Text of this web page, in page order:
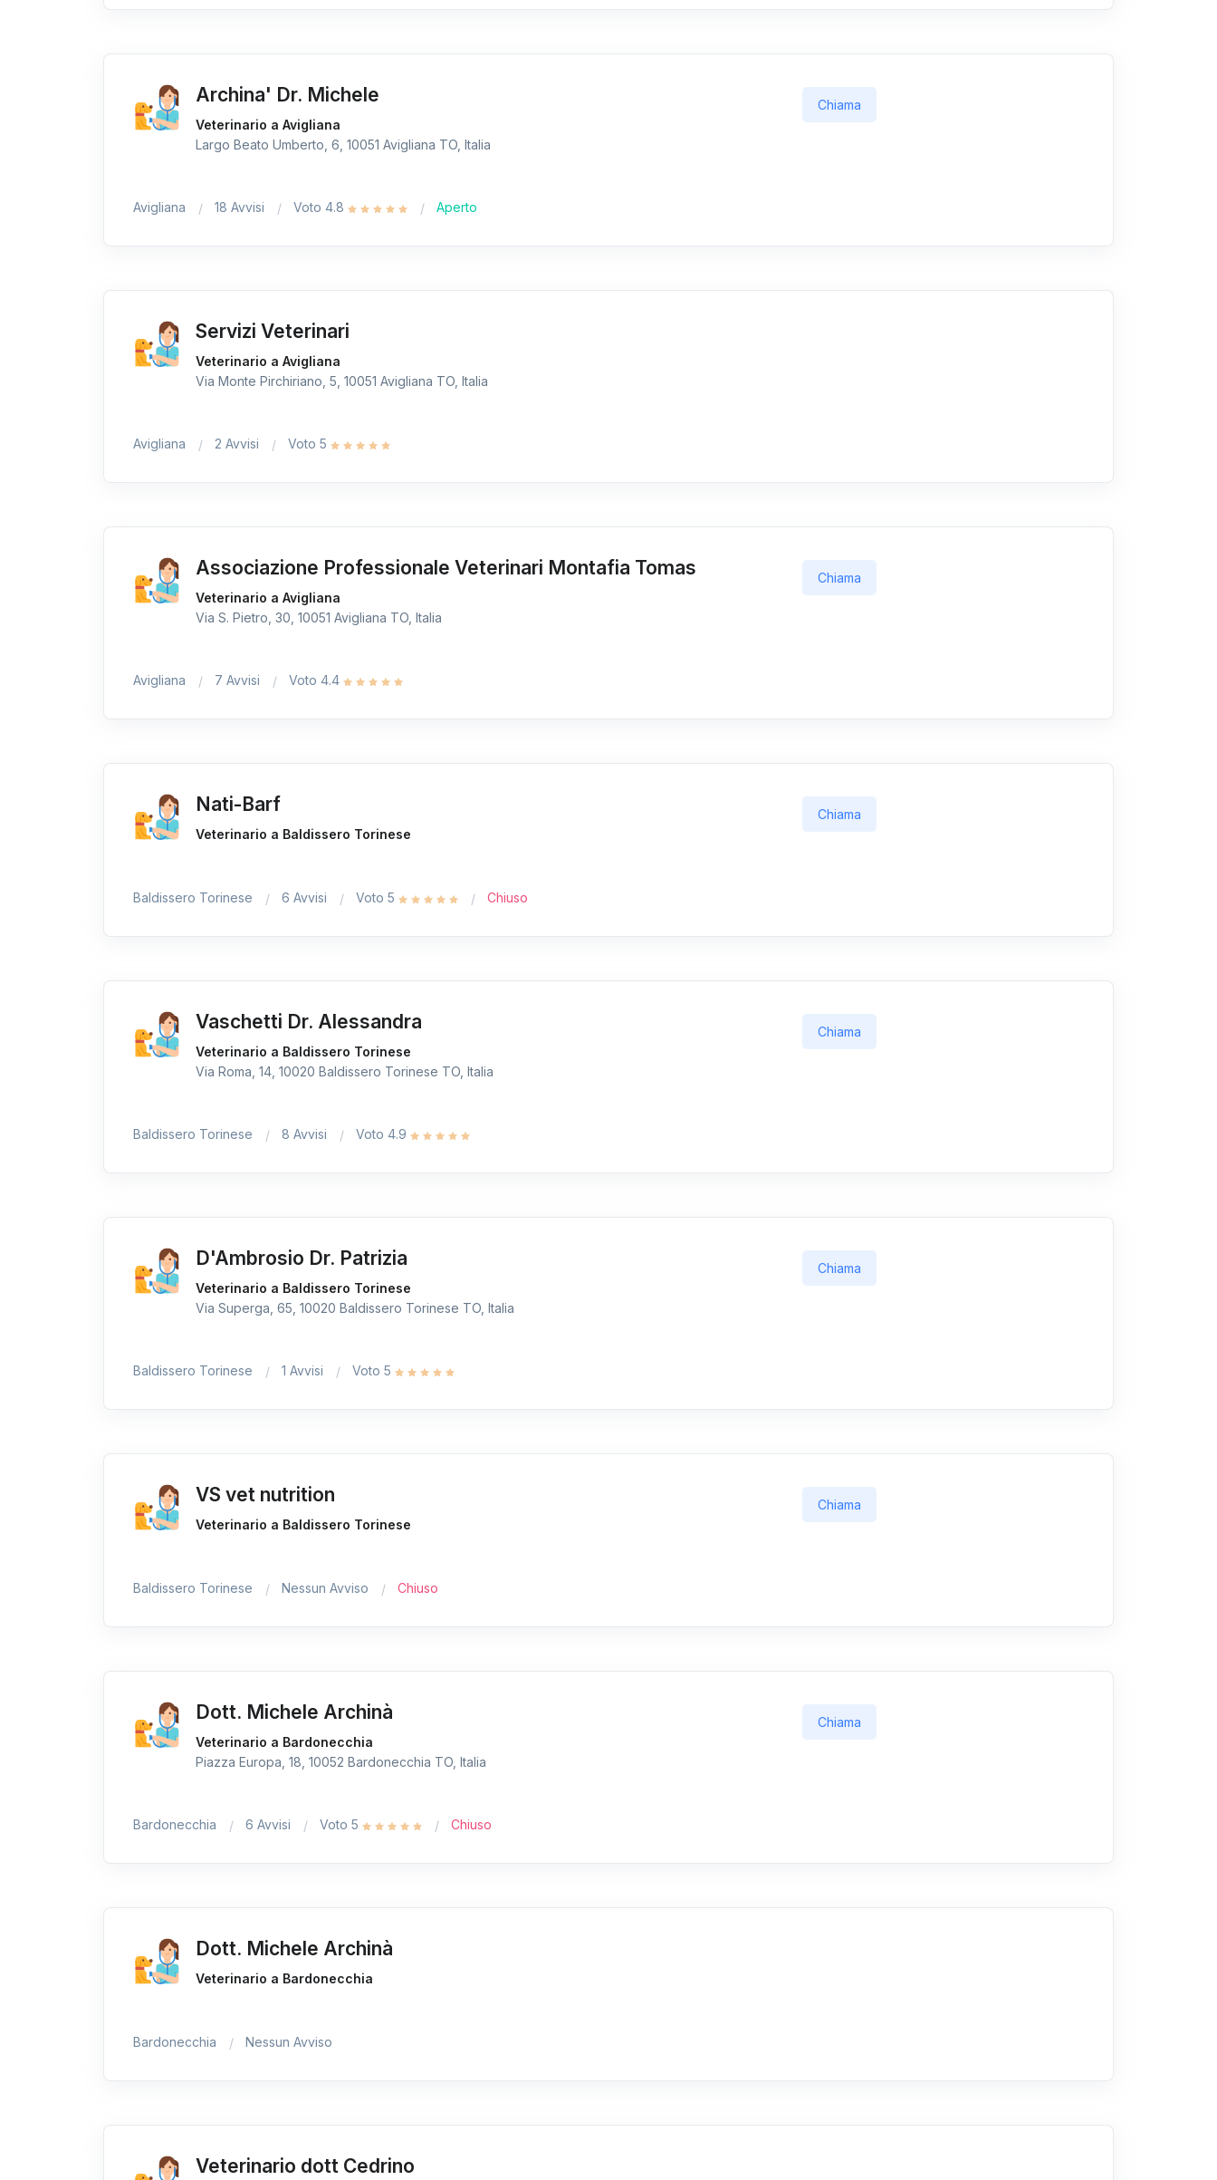
Archina' Dr. Michele
Veterinario a Avigliana
Largo Beato Umberto, 6, 10051 Avigliana TO, Italia
Chiama
Avigliana 18 Avvisi Voto 4.8 Aperto
Servizi Veterinari
Veterinario a Avigliana
Via Monte Pirchiriano, 5, 10051 Avigliana TO, Italia
Avigliana 2 Avvisi Voto 5
Associazione Professionale Veterinari Montafia Tomas
Veterinario a Avigliana
Via S. Pietro, 30, 10051 Avigliana TO, Italia
Chiama
Avigliana 7 Avvisi Voto 4.4
Nati-Barf
Veterinario a Baldissero Torinese
Chiama
Baldissero Torinese 6 Avvisi Voto 5 Chiuso
Vaschetti Dr. Alessandra
Veterinario a Baldissero Torinese
Via Roma, 14, 10020 Baldissero Torinese TO, Italia
Chiama
Baldissero Torinese 8 Avvisi Voto 4.9
D'Ambrosio Dr. Patrizia
Veterinario a Baldissero Torinese
Via Superga, 65, 10020 Baldissero Torinese TO, Italia
Chiama
Baldissero Torinese 1 Avvisi Voto 5
VS vet nutrition
Veterinario a Baldissero Torinese
Chiama
Baldissero Torinese Nessun Avviso Chiuso
Dott. Michele Archinà
Veterinario a Bardonecchia
Piazza Europa, 18, 10052 Bardonecchia TO, Italia
Chiama
Bardonecchia 6 Avvisi Voto 5 Chiuso
Dott. Michele Archinà
Veterinario a Bardonecchia
Bardonecchia Nessun Avviso
Veterinario dott Cedrino